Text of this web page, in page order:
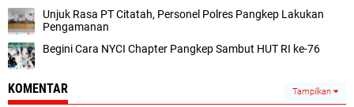
Unjuk Rasa PT Citatah, Personel Polres Pangkep Lakukan
Pengamanan
Begini Cara NYCI Chapter Pangkep Sambut HUT RI ke-76
KOMENTAR Tampilkan